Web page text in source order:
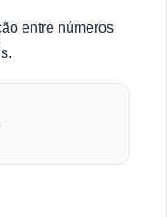
entre números